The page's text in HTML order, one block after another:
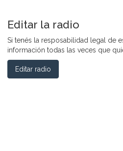
Editar la radio
Si tenés la resposabilidad legal de
información todas las veces que
Editar radio